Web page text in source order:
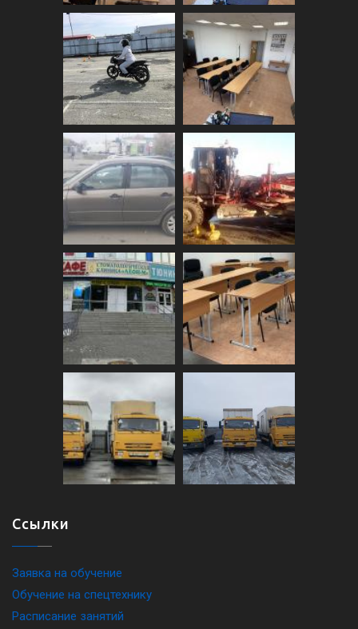
Ссылки
Заявка на обучение
Обучение на спецтехнику
Расписание занятий